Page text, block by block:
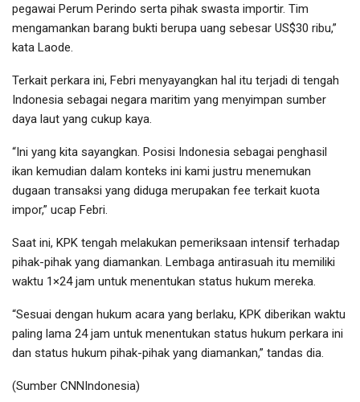
pegawai Perum Perindo serta pihak swasta importir. Tim
mengamankan barang bukti berupa uang sebesar US$30 ribu,”
kata Laode.
Terkait perkara ini, Febri menyayangkan hal itu terjadi di tengah
Indonesia sebagai negara maritim yang menyimpan sumber
daya laut yang cukup kaya.
“Ini yang kita sayangkan. Posisi Indonesia sebagai penghasil
ikan kemudian dalam konteks ini kami justru menemukan
dugaan transaksi yang diduga merupakan fee terkait kuota
impor,” ucap Febri.
Saat ini, KPK tengah melakukan pemeriksaan intensif terhadap
pihak-pihak yang diamankan. Lembaga antirasuah itu memiliki
waktu 1×24 jam untuk menentukan status hukum mereka.
“Sesuai dengan hukum acara yang berlaku, KPK diberikan waktu
paling lama 24 jam untuk menentukan status hukum perkara ini
dan status hukum pihak-pihak yang diamankan,” tandas dia.
(Sumber CNNIndonesia)